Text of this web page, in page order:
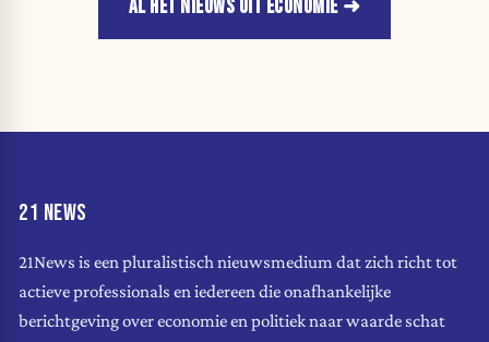
AL HET NIEUWS UIT ECONOMIE
21 NEWS
21News is een pluralistisch nieuwsmedium dat zich richt tot
actieve professionals en iedereen die onafhankelijke
berichtgeving over economie en politiek naar waarde schat